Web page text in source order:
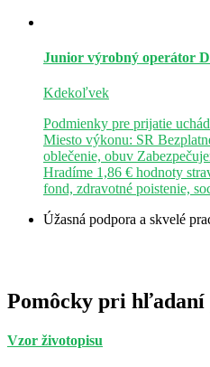
Junior výrobný operátor
Kdekoľvek
Podmienky pre prijatie
Miesto výkonu: SR
oblečenie, obuv
Hradíme 1,86 € hodnoty
fond, zdravotné poistenie,
Úžasná podpora a skvelé
Pomôcky pri hľadaní
Vzor životopisu